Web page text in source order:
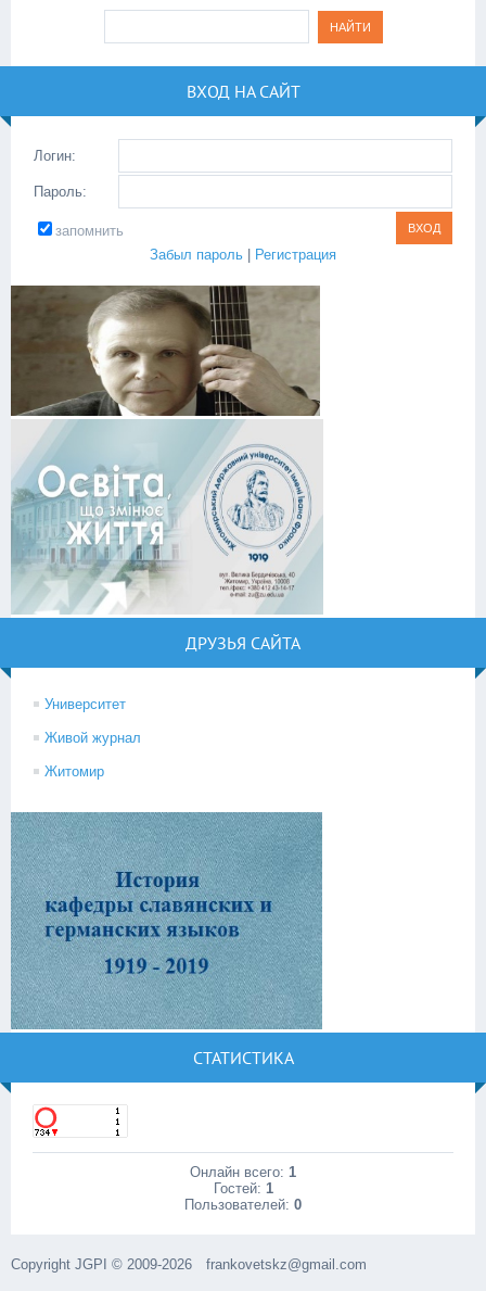
ВХОД НА САЙТ
Логин:
Пароль:
запомнить
Забыл пароль | Регистрация
ДРУЗЬЯ САЙТА
Университет
Живой журнал
Житомир
СТАТИСТИКА
Онлайн всего: 1
Гостей: 1
Пользователей: 0
Copyright JGPI © 2009-2026 frankovetskz@gmail.com